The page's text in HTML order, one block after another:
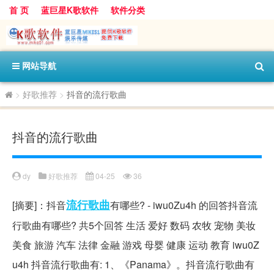
首 页 蓝巨星K歌软件 软件分类
网站导航
> 好歌推荐 > 抖音的流行歌曲
抖音的流行歌曲
dy 好歌推荐 04-25 36
[摘要]：抖音流行歌曲有哪些? - iwu0Zu4h 的回答抖音流
行歌曲有哪些? 共5个回答 生活 爱好 数码 农牧 宠物 美妆
美食 旅游 汽车 法律 金融 游戏 母婴 健康 运动 教育 iwu0Z
u4h 抖音流行歌曲有: 1、《Panama》。抖音流行歌曲有